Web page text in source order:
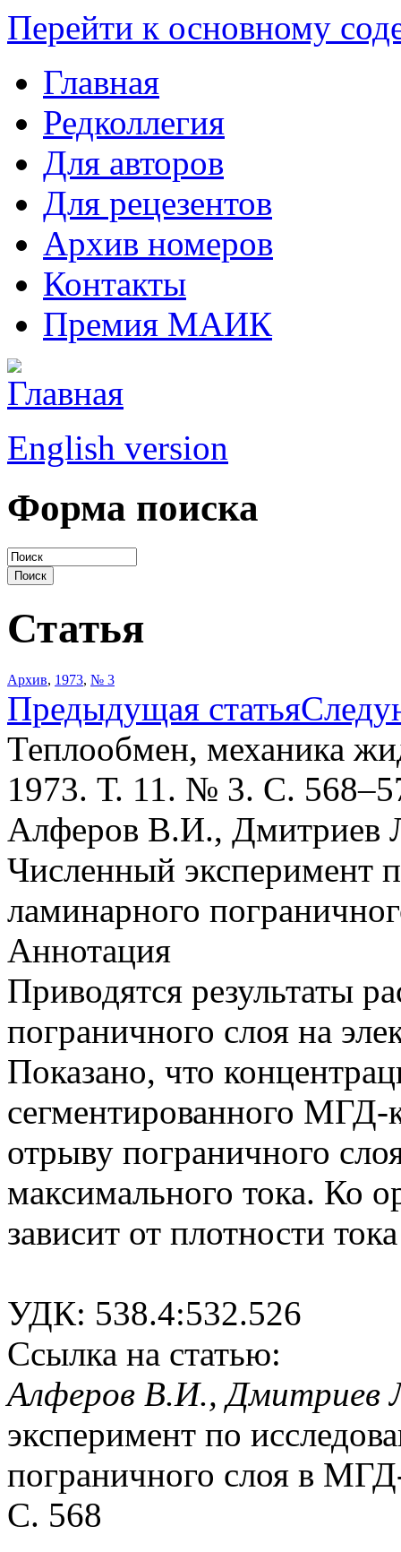
Перейти к основному
Главная
Редколлегия
Для авторов
Для рецезентов
Архив номеров
Контакты
Премия МАИК
English version
Форма поиска
Статья
Архив, 1973, № 3
Предыдущая статья
Теплообмен, механика
1973. Т. 11. № 3. С.
Алферов В.И.,
Численный эксперимент
ламинарного
Аннотация
Приводятся результаты
пограничного слоя на
Показано, что
сегментированного МГД-
отрыву пограничного
максимального тока. Ко­
зависит от плотности
УДК: 538.4:532.526
Ссылка на статью:
Алферов В.И.,
эксперимент по
пограничного слоя в
С. 568